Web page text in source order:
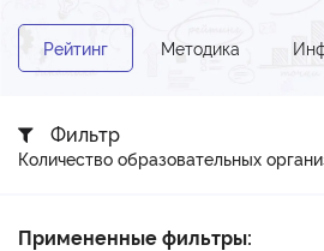
Рейтинг Методика
Фильтр
Количество образовательных
Примененные фильтры: